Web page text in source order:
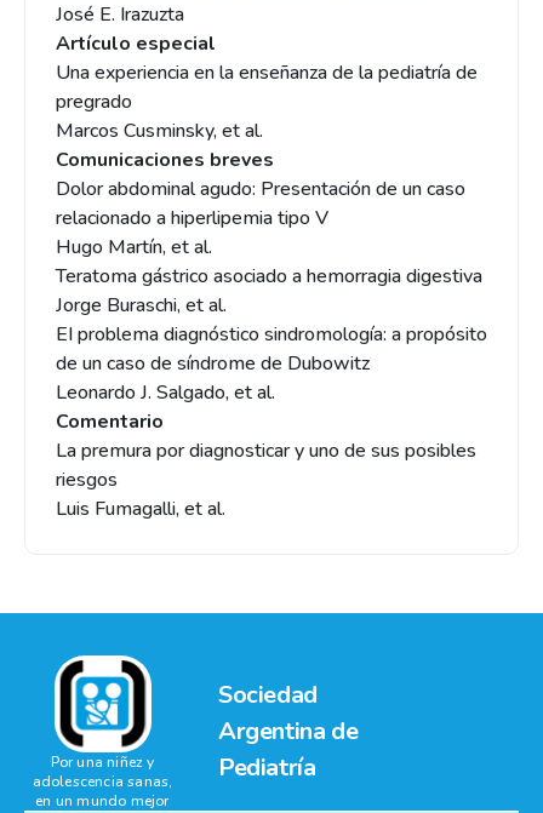
José E. Irazuzta
Artículo especial
Una experiencia en la enseñanza de la pediatría de
pregrado
Marcos Cusminsky, et al.
Comunicaciones breves
Dolor abdominal agudo: Presentación de un caso
relacionado a hiperlipemia tipo V
Hugo Martín, et al.
Teratoma gástrico asociado a hemorragia digestiva
Jorge Buraschi, et al.
EI problema diagnóstico sindromología: a propósito
de un caso de síndrome de Dubowitz
Leonardo J. Salgado, et al.
Comentario
La premura por diagnosticar y uno de sus posibles
riesgos
Luis Fumagalli, et al.
Sociedad
Argentina de
Pediatría
Por una niñez y
adolescencia sanas,
en un mundo mejor